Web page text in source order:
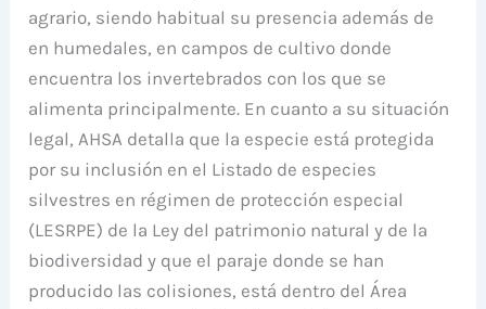
agrario, siendo habitual su presencia además de
en humedales, en campos de cultivo donde
encuentra los invertebrados con los que se
alimenta principalmente. En cuanto a su situación
legal, AHSA detalla que la especie está protegida
por su inclusión en el Listado de especies
silvestres en régimen de protección especial
(LESRPE) de la Ley del patrimonio natural y de la
biodiversidad y que el paraje donde se han
producido las colisiones, está dentro del Área